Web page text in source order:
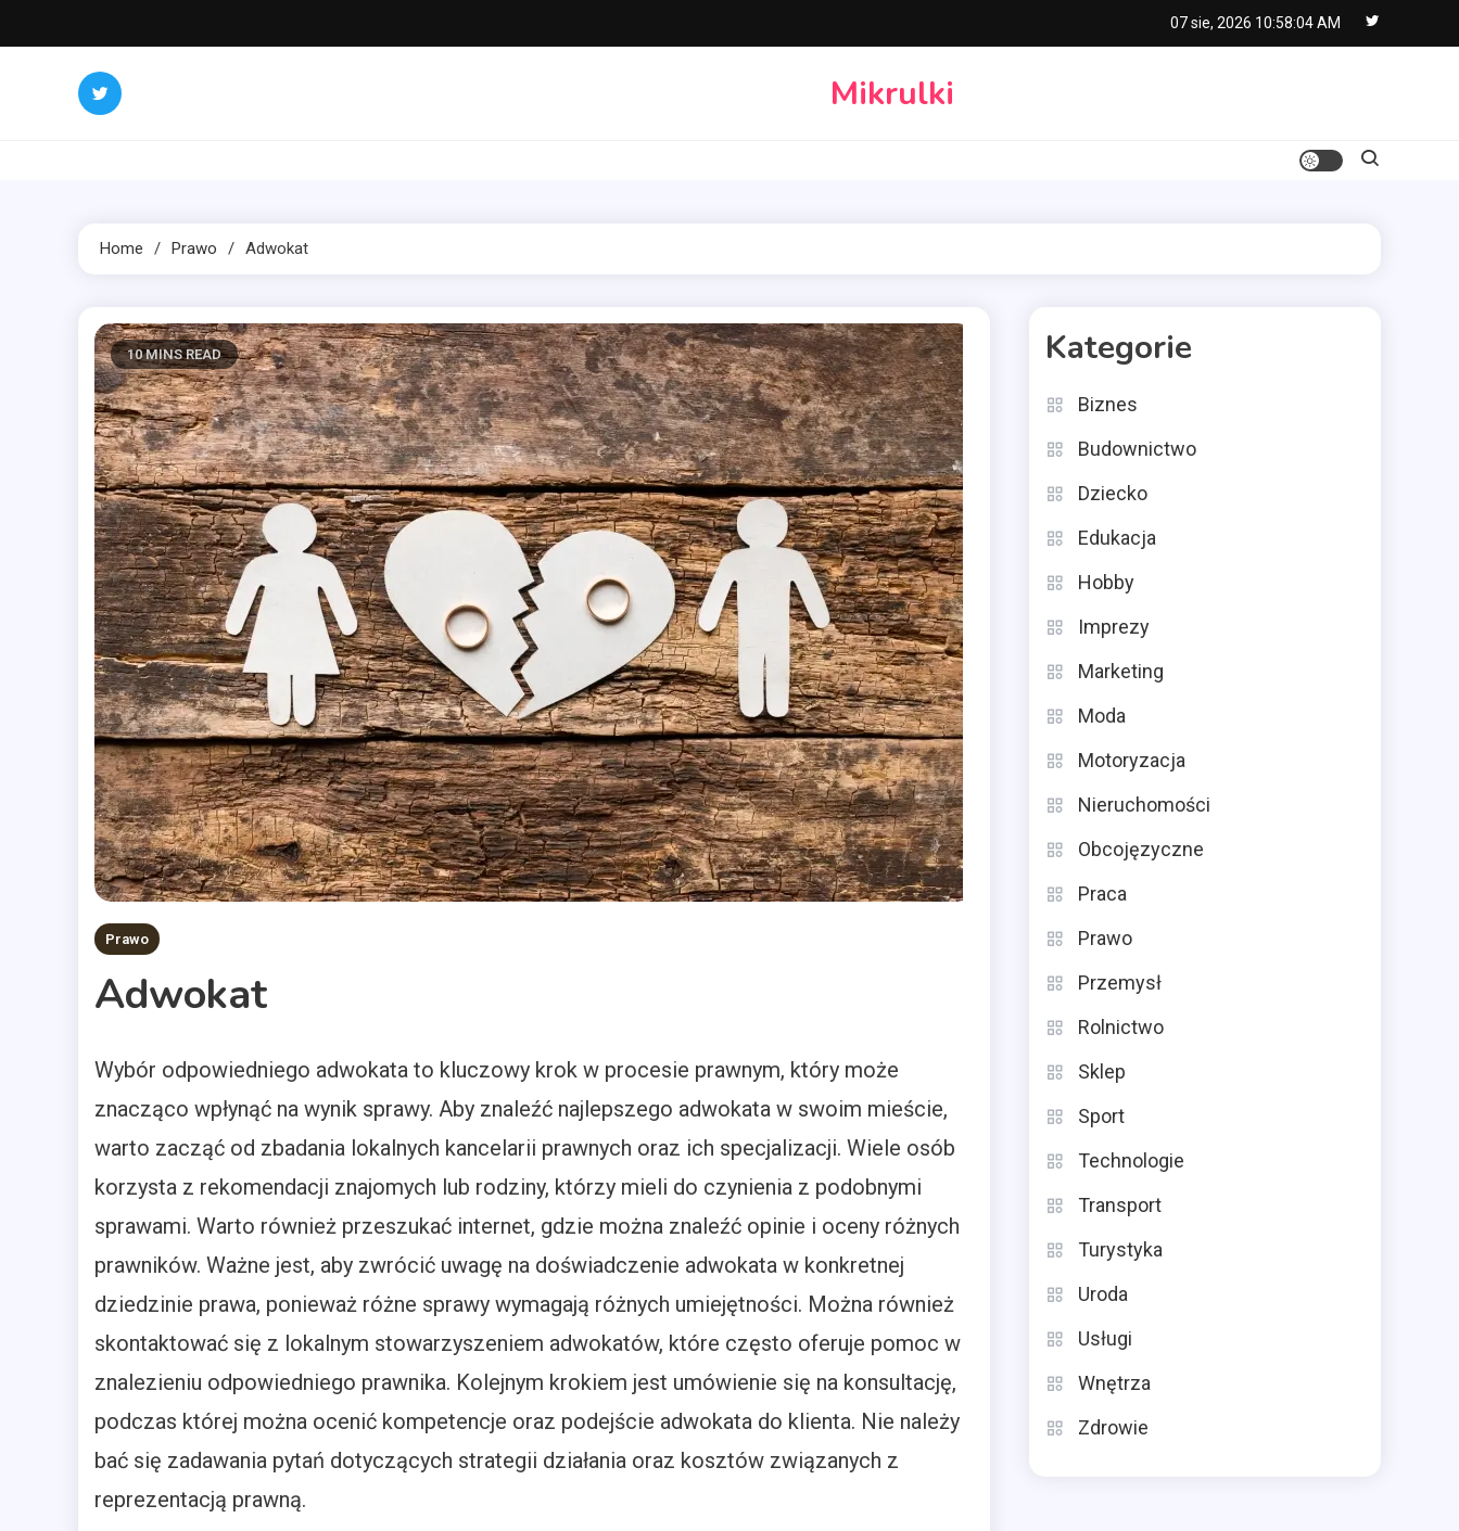
to
07 sie, 2026 10:58:05 AM
Mikrulki
Home Prawo Adwokat
10 MINS READ
Prawo
Adwokat
Wybór odpowiedniego adwokata to kluczowy krok w procesie prawnym, który może
znacząco wpłynąć na wynik sprawy. Aby znaleźć najlepszego adwokata w swoim mieście,
warto zacząć od zbadania lokalnych kancelarii prawnych oraz ich specjalizacji. Wiele osób
korzysta z rekomendacji znajomych lub rodziny, którzy mieli do czynienia z podobnymi
sprawami. Warto również przeszukać internet, gdzie można znaleźć opinie i oceny różnych
prawników. Ważne jest, aby zwrócić uwagę na doświadczenie adwokata w konkretnej
dziedzinie prawa, ponieważ różne sprawy wymagają różnych umiejętności. Można również
skontaktować się z lokalnym stowarzyszeniem adwokatów, które często oferuje pomoc w
znalezieniu odpowiedniego prawnika. Kolejnym krokiem jest umówienie się na konsultację,
podczas której można ocenić kompetencje oraz podejście adwokata do klienta. Nie należy
bać się zadawania pytań dotyczących strategii działania oraz kosztów związanych z
reprezentacją prawną.
Kategorie
Biznes
Budownictwo
Dziecko
Edukacja
Hobby
Imprezy
Marketing
Moda
Motoryzacja
Nieruchomości
Obcojęzyczne
Praca
Prawo
Przemysł
Rolnictwo
Sklep
Sport
Technologie
Transport
Turystyka
Uroda
Usługi
Wnętrza
Zdrowie